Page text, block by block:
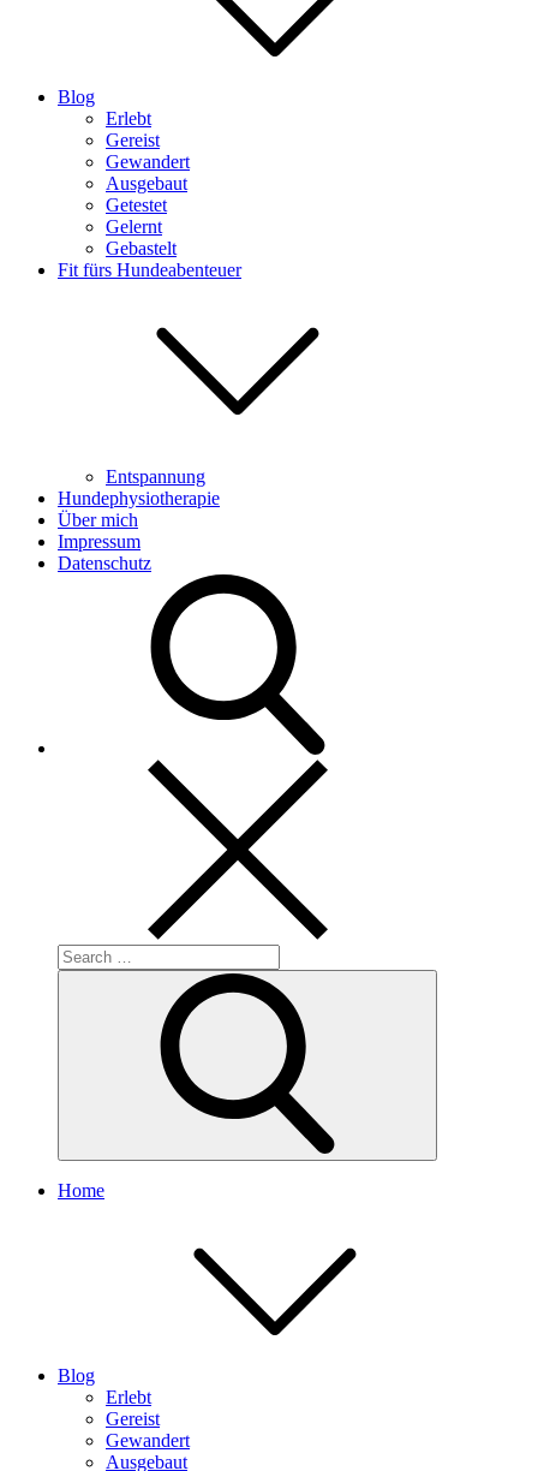
Blog
Erlebt
Gereist
Gewandert
Ausgebaut
Getestet
Gelernt
Gebastelt
Fit fürs Hundeabenteuer
Entspannung
Hundephysiotherapie
Über mich
Impressum
Datenschutz
Search
for:
Home
Blog
Erlebt
Gereist
Gewandert
Ausgebaut